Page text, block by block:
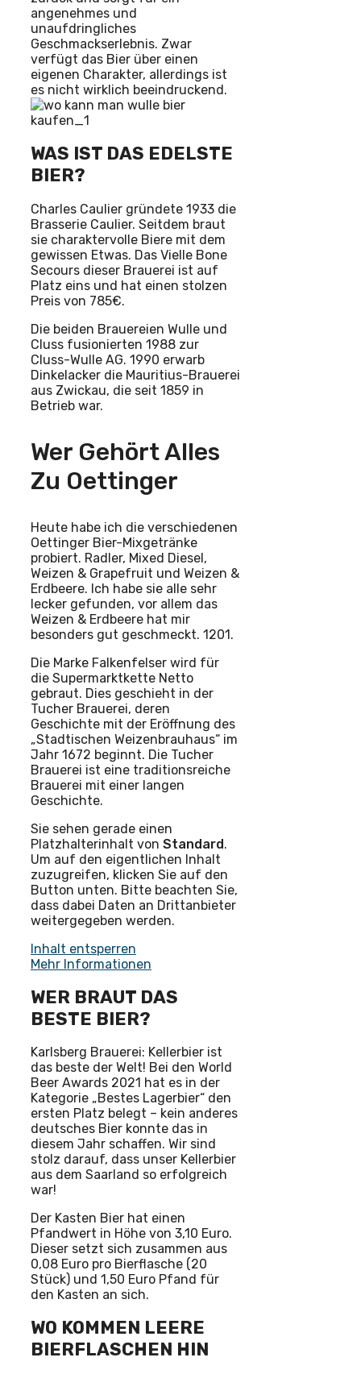
angenehmes und
unaufdringliches
Geschmackserlebnis. Zwar
verfügt das Bier über einen
eigenen Charakter, allerdings ist
es nicht wirklich beeindruckend.
WAS IST DAS EDELSTE
BIER?
Charles Caulier gründete 1933 die
Brasserie Caulier. Seitdem braut
sie charaktervolle Biere mit dem
gewissen Etwas. Das Vielle Bone
Secours dieser Brauerei ist auf
Platz eins und hat einen stolzen
Preis von 785€.
Die beiden Brauereien Wulle und
Cluss fusionierten 1988 zur
Cluss-Wulle AG. 1990 erwarb
Dinkelacker die Mauritius-Brauerei
aus Zwickau, die seit 1859 in
Betrieb war.
Wer Gehört Alles
Zu Oettinger
Heute habe ich die verschiedenen
Oettinger Bier-Mixgetränke
probiert. Radler, Mixed Diesel,
Weizen & Grapefruit und Weizen &
Erdbeere. Ich habe sie alle sehr
lecker gefunden, vor allem das
Weizen & Erdbeere hat mir
besonders gut geschmeckt. 1201.
Die Marke Falkenfelser wird für
die Supermarktkette Netto
gebraut. Dies geschieht in der
Tucher Brauerei, deren
Geschichte mit der Eröffnung des
„Stadtischen Weizenbrauhaus“ im
Jahr 1672 beginnt. Die Tucher
Brauerei ist eine traditionsreiche
Brauerei mit einer langen
Geschichte.
Sie sehen gerade einen
Platzhalterinhalt von Standard.
Um auf den eigentlichen Inhalt
zuzugreifen, klicken Sie auf den
Button unten. Bitte beachten Sie,
dass dabei Daten an Drittanbieter
weitergegeben werden.
Inhalt entsperren
Mehr Informationen
WER BRAUT DAS
BESTE BIER?
Karlsberg Brauerei: Kellerbier ist
das beste der Welt! Bei den World
Beer Awards 2021 hat es in der
Kategorie „Bestes Lagerbier“ den
ersten Platz belegt – kein anderes
deutsches Bier konnte das in
diesem Jahr schaffen. Wir sind
stolz darauf, dass unser Kellerbier
aus dem Saarland so erfolgreich
war!
Der Kasten Bier hat einen
Pfandwert in Höhe von 3,10 Euro.
Dieser setzt sich zusammen aus
0,08 Euro pro Bierflasche (20
Stück) und 1,50 Euro Pfand für
den Kasten an sich.
WO KOMMEN LEERE
BIERFLASCHEN HIN